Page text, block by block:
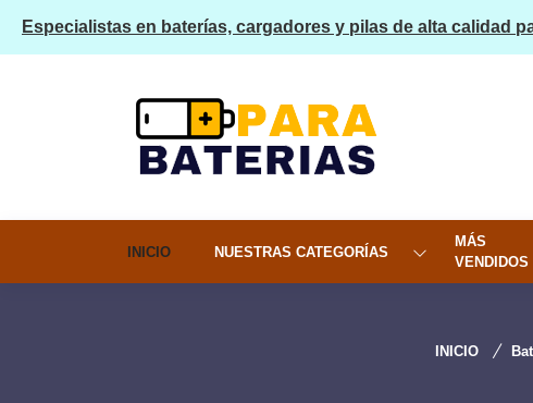
Especialistas en baterías, cargadores y pilas de alta calidad
INICIO NUESTRAS CATEGORÍAS
MÁS
VENDIDOS
INICIO